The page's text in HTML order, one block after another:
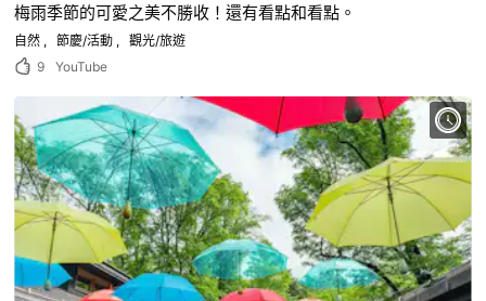
梅雨季節的可愛之美不勝收！還有看點和看點。
自然 節慶/活動
觀光/旅遊
9
YouTube